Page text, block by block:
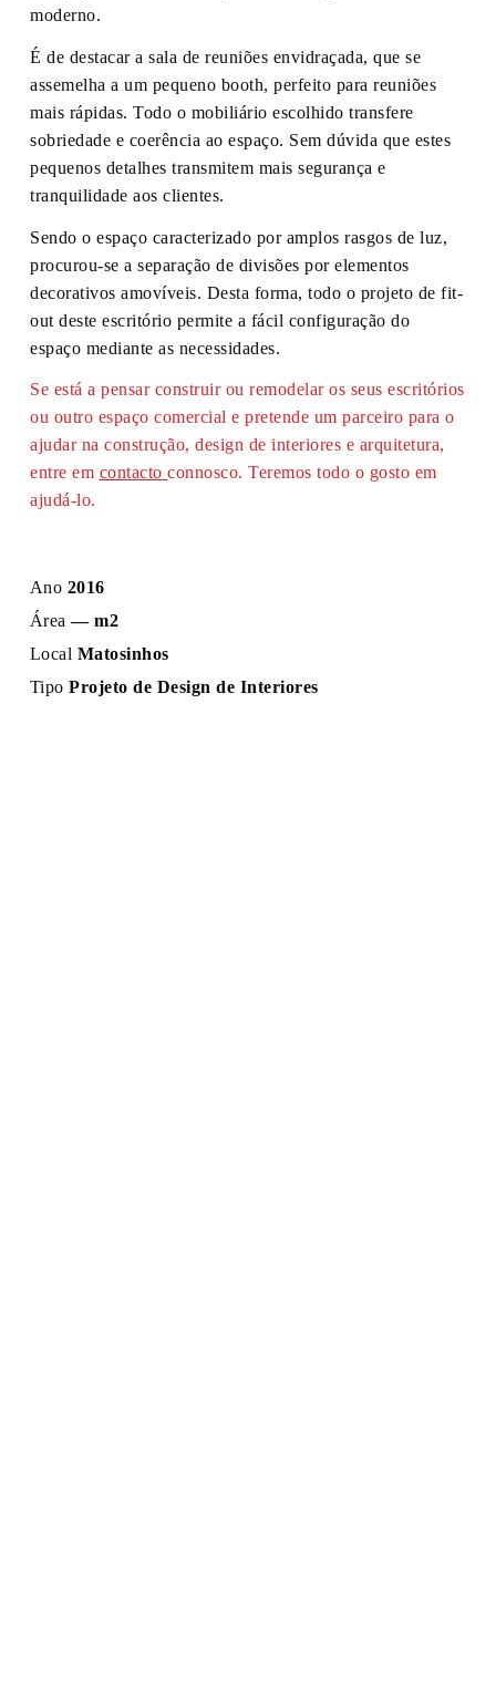
moderno.
É de destacar a sala de reuniões envidraçada, que se
assemelha a um pequeno booth, perfeito para reuniões
mais rápidas. Todo o mobiliário escolhido transfere
sobriedade e coerência ao espaço. Sem dúvida que estes
pequenos detalhes transmitem mais segurança e
tranquilidade aos clientes.
Sendo o espaço caracterizado por amplos rasgos de luz,
procurou-se a separação de divisões por elementos
decorativos amovíveis. Desta forma, todo o projeto defit-
out deste escritório permite a fácil configuração do
espaço mediante as necessidades.
Se está a pensar construir ou remodelar os seus escritórios
ou outro espaço comercial e pretende um parceiro para o
ajudar na construção, design de interiores e arquitetura,
entre em contacto connosco. Teremos todo o gosto em
ajudá-lo.
Ano 2016
Área— m2
Local Matosinhos
TipoProjeto de Design de Interiores